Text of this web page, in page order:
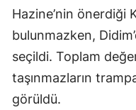
Hazine’nin önerdiği
bulunmazken,
seçildi. Toplam
taşınmazların
görüldü.